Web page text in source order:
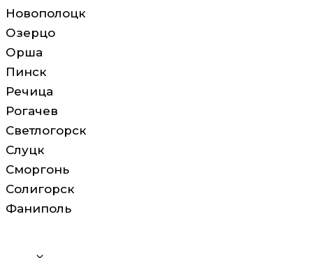
Новополоцк
Озерцо
Орша
Пинск
Речица
Рогачев
Светлогорск
Слуцк
Сморгонь
Солигорск
Фаниполь